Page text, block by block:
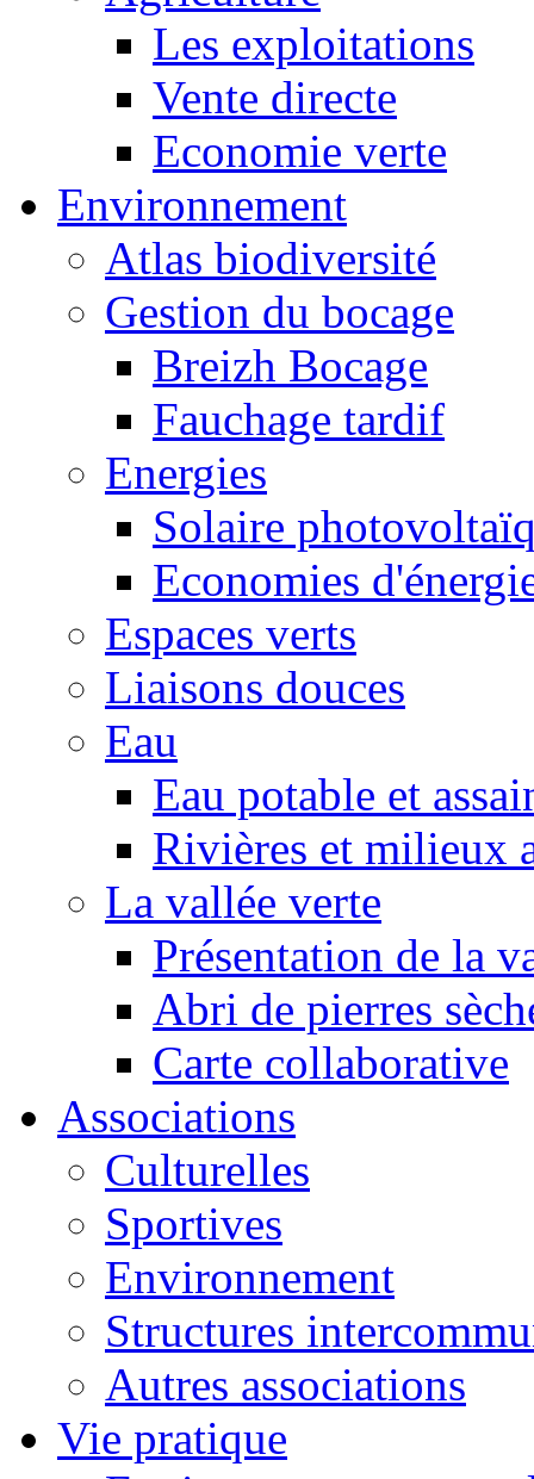
Les exploitations
Vente directe
Economie verte
Environnement
Atlas biodiversité
Gestion du bocage
Breizh Bocage
Fauchage tardif
Energies
Solaire
Economies
Espaces verts
Liaisons douces
Eau
Eau potable et
Rivières et milieux
La vallée verte
Présentation de la
Abri de pierres
Carte collaborative
Associations
Culturelles
Sportives
Environnement
Structures
Autres associations
Vie pratique